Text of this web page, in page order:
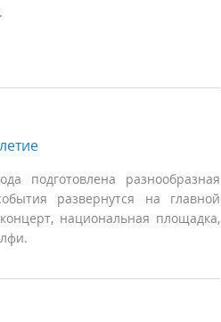
подготовлена разнообразная
развернутся на главной
национальная площадка,